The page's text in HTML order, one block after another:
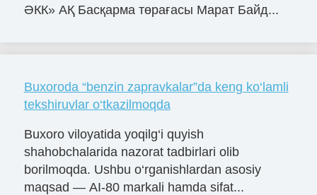
ӘКК» АҚ Басқарма төрағасы Марат Байд...
Buxoroda “benzin zapravkalar”da keng ko‘lamli
tekshiruvlar o‘tkazilmoqda
Buxoro viloyatida yoqilg‘i quyish
shahobchalarida nazorat tadbirlari olib
borilmoqda. Ushbu o‘rganishlardan asosiy
maqsad — AI-80 markali hamda sifat...